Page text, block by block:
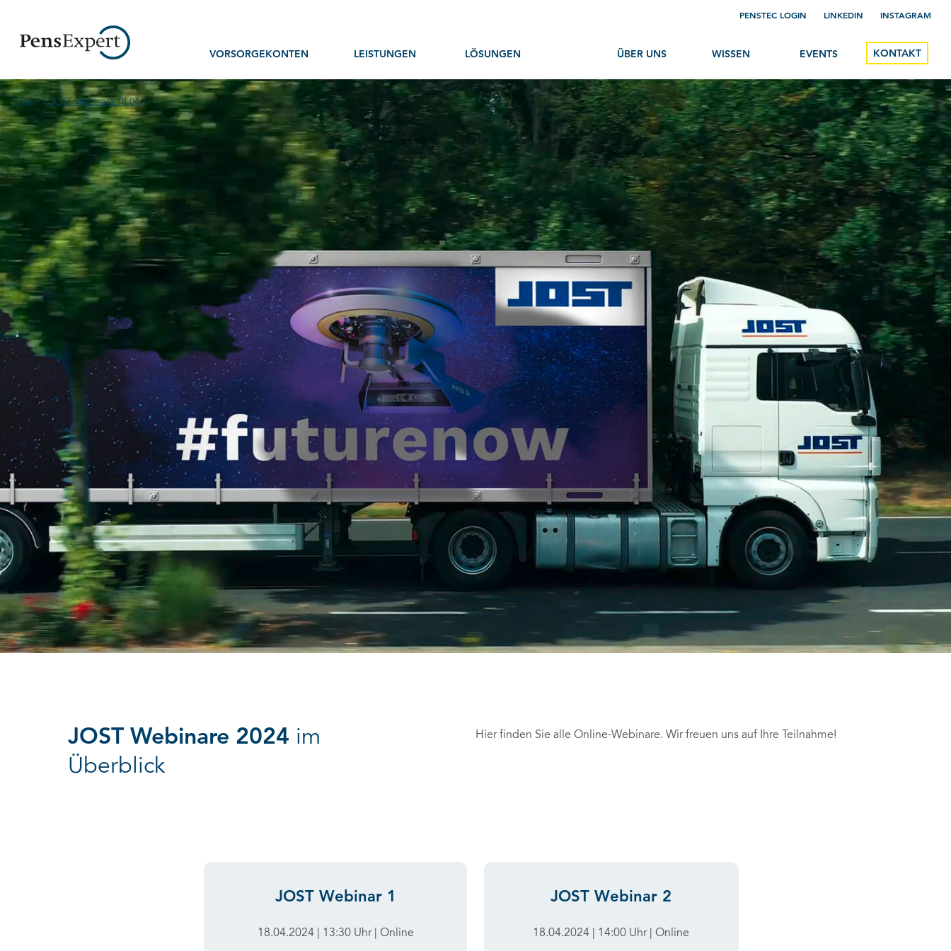
PENSTEC LOGIN LINKEDIN INSTAGRAM
VORSORGEKONTEN
Für Unternehmen
Für Mitarbeiter*innen
Für Systempartner*innen
LEISTUNGEN
Beratung und Konzept
Online-Kontenführung
Insolvenzsicherung
Kapitalanlage
Kommunikation
LÖSUNGEN
BetrieblicheAltersvorsorge
Zeitwertkonto
Treuhand
Rechner
ÜBER UNS
Historie
Das Team
Referenzen
Jobs
Compliance
WISSEN
Insights
A-Z
Case Studies
EVENTS KONTAKT
Start>JOST Webinare 18.04.
JOST Webinare 2024 im
Überblick
Hier finden Sie alle Online-Webinare. Wir freuen uns auf Ihre Teilnahme!
JOST Webinar 1
18.04.2024 | 13:30 Uhr | Online
JOST Webinar 2
18.04.2024 | 14:00 Uhr | Online